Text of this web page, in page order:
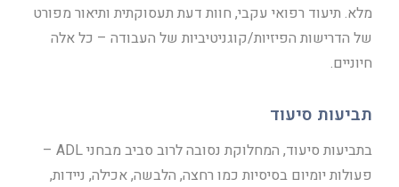
מלא. תיעוד רפואי עקבי, חוות דעת תעסוקתית ותיאור מפורט
של הדרישות הפיזיות/קוגניטיביות של העבודה – כל אלה
חיוניים.
תביעות סיעוד
בתביעות סיעוד, המחלוקת נסובה לרוב סביב מבחני ADL –
פעולות יומיום בסיסיות כמו רחצה, הלבשה, אכילה, ניידות,